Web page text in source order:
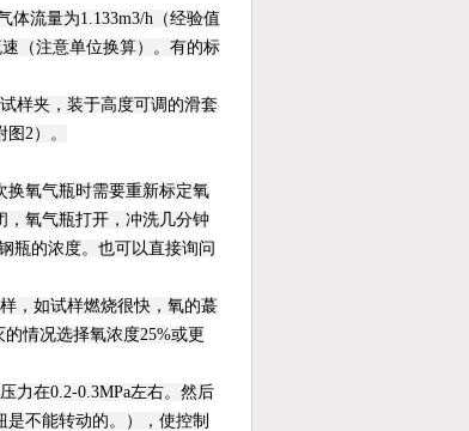
体流量为1.133m3/h（经验值
（注意单位换算）。有的标
样夹，装于高度可调的滑套
2）。
换氧气瓶时需要重新标定氧
，氧气瓶打开，冲洗几分钟
瓶的浓度。也可以直接询问
，如试样燃烧很快，氧的蕞
情况选择氧浓度25%或更
力在0.2-0.3MPa左右。然后
不能转动的。），使控制